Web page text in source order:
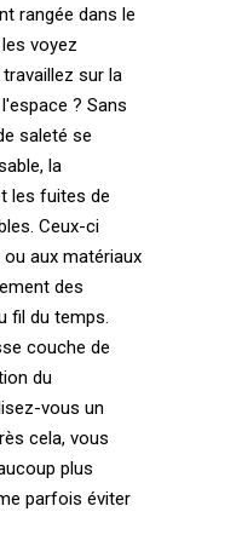
rangée dans le
voyez
sur la
? Sans
saleté se
la
les fuites de
Ceux-ci
aux matériaux
des
fil du temps.
couche de
du
vous un
cela, vous
plus
parfois éviter